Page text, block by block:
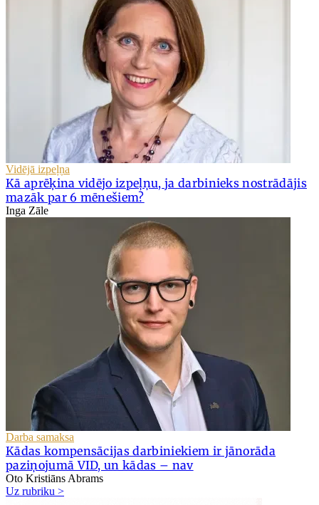
Vidējā izpeļņa
Kā aprēķina vidējo izpeļņu, ja darbinieks nostrādājis
mazāk par 6 mēnešiem?
Inga Zāle
Darba samaksa
Kādas kompensācijas darbiniekiem ir jānorāda
paziņojumā VID, un kādas – nav
Oto Kristiāns Abrams
Uz rubriku >